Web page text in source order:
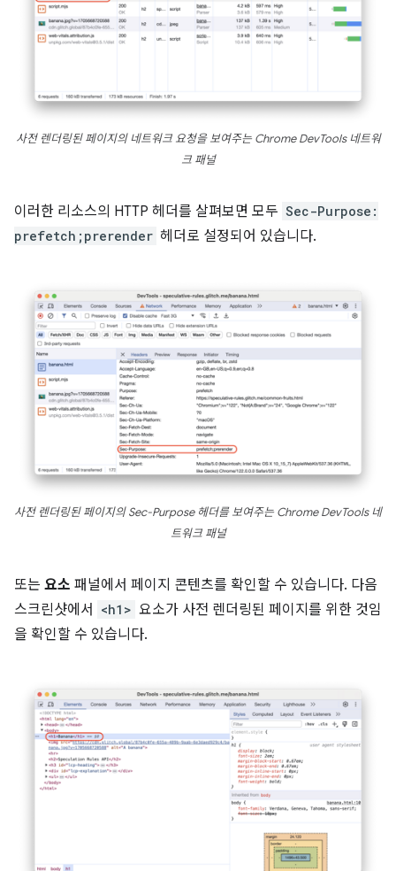
사전 렌더링된 페이지의 네트워크 요청을 보여주는 Chrome DevTools 네트워
크 패널
이러한 리소스의 HTTP 헤더를 살펴보면 모두 Sec-Purpose:
prefetch;prerender 헤더로 설정되어 있습니다.
사전 렌더링된 페이지의 Sec-Purpose 헤더를 보여주는 Chrome DevTools 네
트워크 패널
또는 요소 패널에서 페이지 콘텐츠를 확인할 수 있습니다. 다음
스크린샷에서
<h1> 요소가 사전 렌더링된 페이지를 위한 것임
을 확인할 수 있습니다.